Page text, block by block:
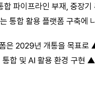
합 파이프라인 부재, 중장
통합 활용 플랫폼 구축에
은 2029년 개통을 목표
합 및 AI 활용 환경 구현